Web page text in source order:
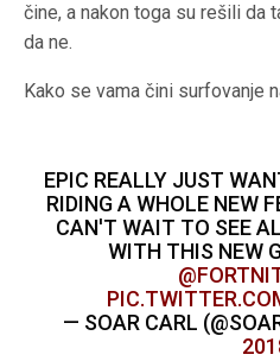
čine, a nakon toga su rešili da
da ne.
Kako se vama čini surfovanje
EPIC REALLY JUST
RIDING A WHOLE NEW
CAN'T WAIT TO SEE
WITH THIS NEW
— SOAR CARL